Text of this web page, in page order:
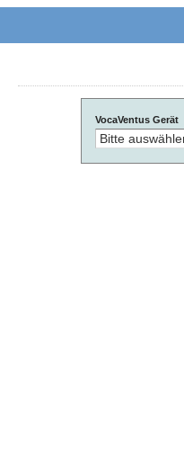
VocaVentus Gerät